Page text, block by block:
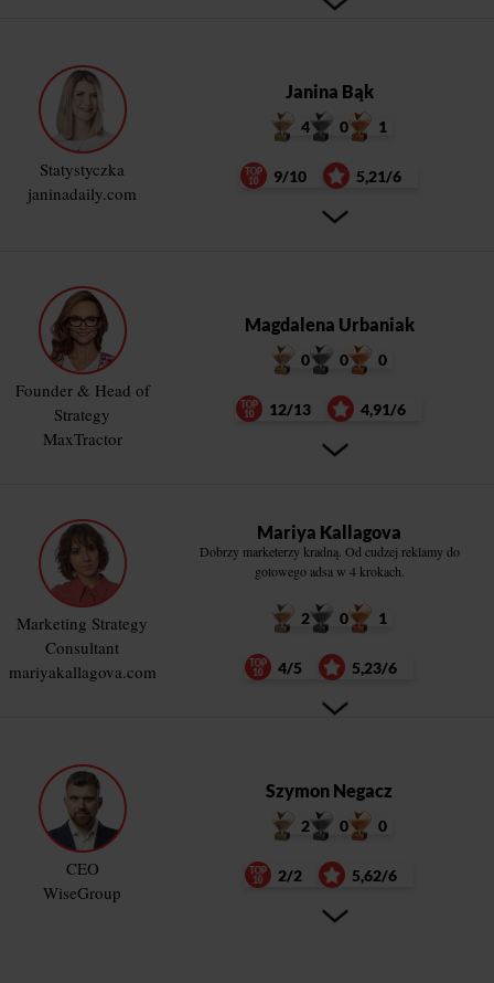
Statystyczka
janinadaily.com
Janina Bąk
4 0 1
9/10 5,21/6
Founder & Head of
Strategy
MaxTractor
Magdalena Urbaniak
0 0 0
12/13 4,91/6
Marketing Strategy
Consultant
mariyakallagova.com
Mariya Kallagova
Dobrzy marketerzy kradną. Od cudzej reklamy do
gotowego adsa w 4 krokach.
2 0 1
4/5 5,23/6
CEO
WiseGroup
Szymon Negacz
2 0 0
2/2 5,62/6